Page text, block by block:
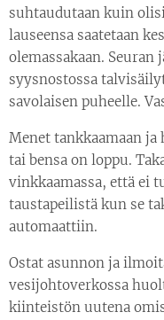
suhtaudutaan kuin
lauseensa saatetaan
olemassakaan. Seuran
syysnostossa
savolaisen puheelle.
Menet tankkaamaan
tai bensa on loppu.
vinkkaamassa, että ei
taustapeilistä kun se
automaattiin.
Ostat asunnon ja
vesijohtoverkossa
kiinteistön uutena